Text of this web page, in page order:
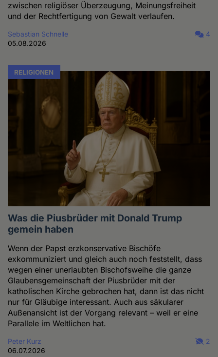
zwischen religiöser Überzeugung, Meinungsfreiheit
und der Rechtfertigung von Gewalt verlaufen.
Sebastian Schnelle
05.08.2026
4
RELIGIONEN
Was die Piusbrüder mit Donald Trump
gemein haben
Wenn der Papst erzkonservative Bischöfe
exkommuniziert und gleich auch noch feststellt, dass
wegen einer unerlaubten Bischofsweihe die ganze
Glaubensgemeinschaft der Piusbrüder mit der
katholischen Kirche gebrochen hat, dann ist das nicht
nur für Gläubige interessant. Auch aus säkularer
Außenansicht ist der Vorgang relevant – weil er eine
Parallele im Weltlichen hat.
Peter Kurz
06.07.2026
2